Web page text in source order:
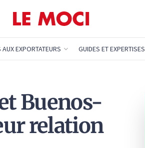
AUX EXPORTATEURS GUIDES ET EXPERTISES
Buenos-
relation